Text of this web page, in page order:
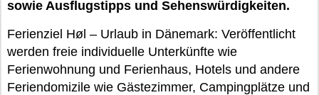
sowie Ausflugstipps und Sehenswürdigkeiten.
Ferienziel Høl – Urlaub in Dänemark: Veröffentlicht
werden freie individuelle Unterkünfte wie
Ferienwohnung und Ferienhaus, Hotels und andere
Feriendomizile wie Gästezimmer, Campingplätze und